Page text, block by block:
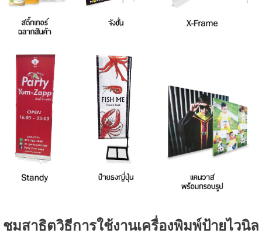
ชมสาธิตวิธีการใช้งานเครื่องพิมพ์ป้ายไวนิล